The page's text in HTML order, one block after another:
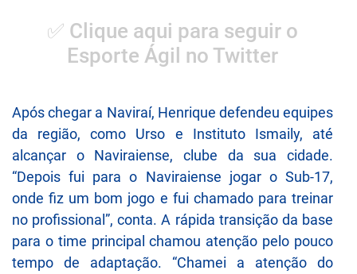
✅ Clique aqui para seguir o
Esporte Ágil no Twitter
Após chegar a Naviraí, Henrique defendeu equipes
da região, como Urso e Instituto Ismaily, até
alcançar o Naviraiense, clube da sua cidade.
“Depois fui para o Naviraiense jogar o Sub-17,
onde fiz um bom jogo e fui chamado para treinar
no profissional”, conta. A rápida transição da base
para o time principal chamou atenção pelo pouco
tempo de adaptação. “Chamei a atenção do